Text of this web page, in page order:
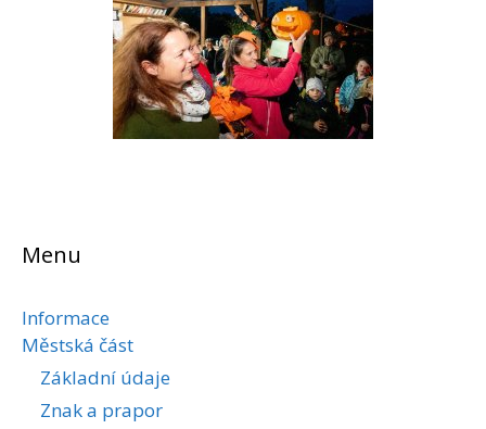
Menu
Informace
Městská část
Základní údaje
Znak a prapor